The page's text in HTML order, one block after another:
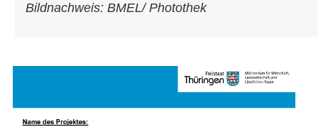
Bildnachweis: BMEL/ Photothek